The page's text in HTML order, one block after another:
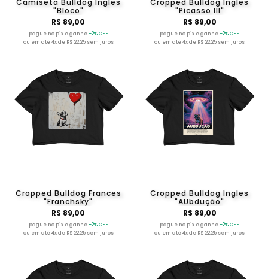
"Bloco"
R$ 89,00
pague no pix e ganhe+2% OFF
ou em até 4x de R$ 22,25 sem juros
"Picasso III"
R$ 89,00
pague no pix e ganhe+2% OFF
ou em até 4x de R$ 22,25 sem juros
Cropped Bulldog Frances
"Franchsky"
R$ 89,00
pague no pix e ganhe+2% OFF
ou em até 4x de R$ 22,25 sem juros
Cropped Bulldog Ingles
"AUbdução"
R$ 89,00
pague no pix e ganhe+2% OFF
ou em até 4x de R$ 22,25 sem juros